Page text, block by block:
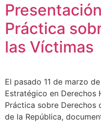
Práctica
las Víctimas
El pasado 11 de marzo
Estratégico en Derechos
Práctica sobre Derechos
de la República,